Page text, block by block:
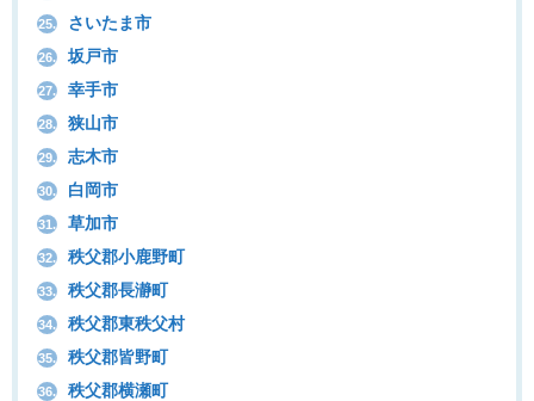
25. さいたま市
26. 坂戸市
27. 幸手市
28. 狭山市
29. 志木市
30. 白岡市
31. 草加市
32. 秩父郡小鹿野町
33. 秩父郡長瀞町
34. 秩父郡東秩父村
35. 秩父郡皆野町
36. 秩父郡横瀬町